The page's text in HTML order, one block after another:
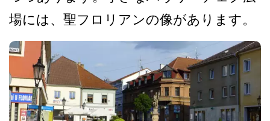
場­には、聖フロリアンの像があります。